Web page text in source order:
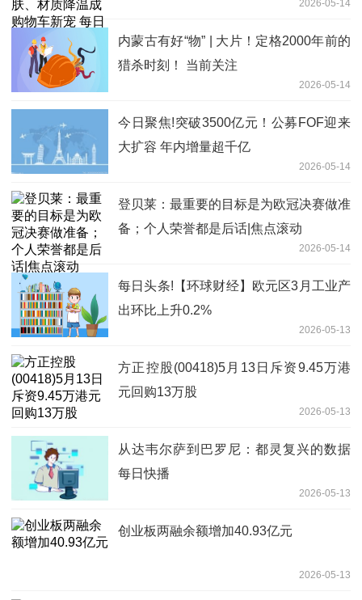
2026-05-14
内蒙古有好“物” | 大片！定格2000年前的
猎杀时刻！ 当前关注
2026-05-14
今日聚焦!突破3500亿元！公募FOF迎来
大扩容 年内增量超千亿
2026-05-14
登贝莱：最重要的目标是为欧冠决赛做准
备；个人荣誉都是后话|焦点滚动
2026-05-14
每日头条!【环球财经】欧元区3月工业产
出环比上升0.2%
2026-05-13
方正控股(00418)5月13日斥资9.45万港
元回购13万股
2026-05-13
从达韦尔萨到巴罗尼：都灵复兴的数据
每日快播
2026-05-13
创业板两融余额增加40.93亿元
2026-05-13